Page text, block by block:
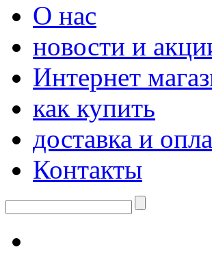
О нас
новости и
Интернет
как купить
доставка и
Контакты